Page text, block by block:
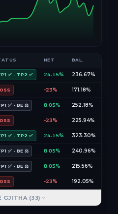
NET BAL.
✅ - TP2 ✅ 24.15% 236.67%
-23% 171.18%
✅ - BE ⚖️ 8.05% 252.18%
-23% 225.94%
✅ - TP2 ✅ 24.15% 323.30%
✅ - BE ⚖️ 8.05% 240.96%
✅ - BE ⚖️ 8.05% 215.56%
-23% 192.05%
GJITHA (33)